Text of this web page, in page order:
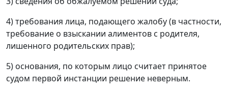
4) требования лица, подающего жалобу (в частности,
требование о взыскании алиментов с родителя,
лишенного родительских прав);
5) основания, по которым лицо считает принятое
судом первой инстанции решение неверным.